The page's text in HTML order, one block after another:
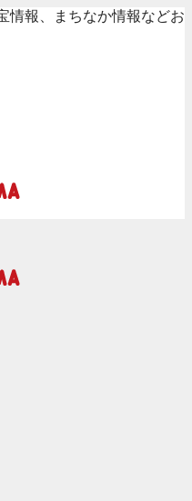
情報、まちなか情報などお